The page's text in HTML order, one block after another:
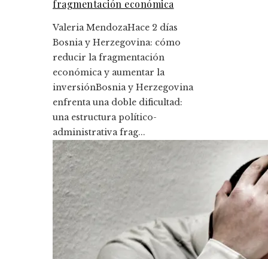
fragmentación económica
Valeria MendozaHace 2 días
Bosnia y Herzegovina: cómo
reducir la fragmentación
económica y aumentar la
inversiónBosnia y Herzegovina
enfrenta una doble dificultad:
una estructura político-
administrativa frag...